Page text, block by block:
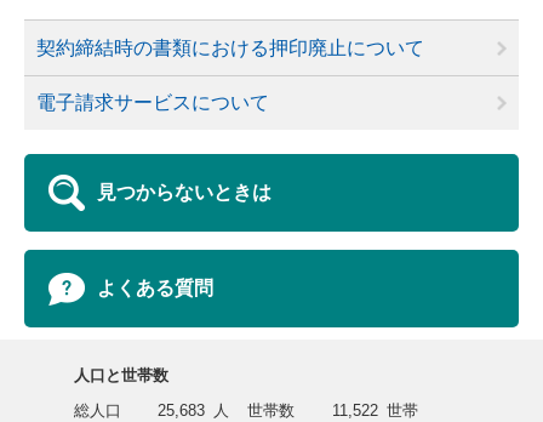
契約締結時の書類における押印廃止について
電子請求サービスについて
見つからないときは
よくある質問
人口と世帯数
総人口
25,683 人 世帯数 11,522 世帯